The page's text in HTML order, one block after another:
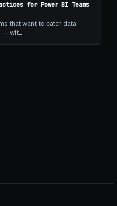
for Power BI Teams
that want to catch data
— wit…